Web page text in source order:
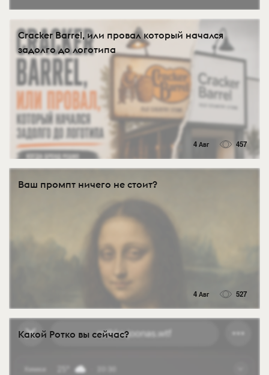
Cracker Barrel, или провал который начался
задолго до логотипа
4 Авг 457
Ваш промпт ничего не стоит?
4 Авг 527
Какой Ротко вы сейчас?